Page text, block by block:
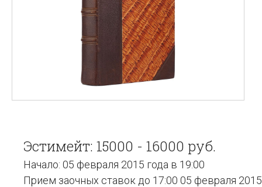
Эстимейт: 15000 - 16000 руб.
Начало: 05 февраля 2015 года в 19:00
Прием заочных ставок до 17:00 05 февраля 2015